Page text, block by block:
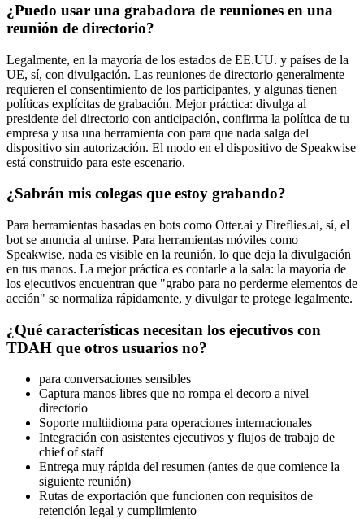
¿Puedo usar una grabadora de reuniones en una
reunión de directorio?
Legalmente, en la mayoría de los estados de EE.UU. y países de la
UE, sí, con divulgación. Las reuniones de directorio generalmente
requieren el consentimiento de los participantes, y algunas tienen
políticas explícitas de grabación. Mejor práctica: divulga al
presidente del directorio con anticipación, confirma la política de tu
empresa y usa una herramienta con para que nada salga del
dispositivo sin autorización. El modo en el dispositivo de Speakwise
está construido para este escenario.
¿Sabrán mis colegas que estoy grabando?
Para herramientas basadas en bots como Otter.ai y Fireflies.ai, sí, el
bot se anuncia al unirse. Para herramientas móviles como
Speakwise, nada es visible en la reunión, lo que deja la divulgación
en tus manos. La mejor práctica es contarle a la sala: la mayoría de
los ejecutivos encuentran que "grabo para no perderme elementos de
acción" se normaliza rápidamente, y divulgar te protege legalmente.
¿Qué características necesitan los ejecutivos con
TDAH que otros usuarios no?
para conversaciones sensibles
Captura manos libres que no rompa el decoro a nivel
directorio
Soporte multiidioma para operaciones internacionales
Integración con asistentes ejecutivos y flujos de trabajo de
chief of staff
Entrega muy rápida del resumen (antes de que comience la
siguiente reunión)
Rutas de exportación que funcionen con requisitos de
retención legal y cumplimiento